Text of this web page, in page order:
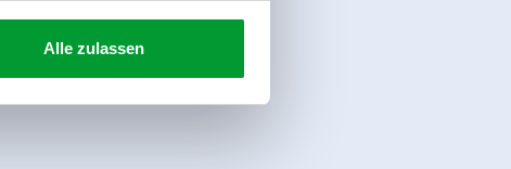
Alle zulassen